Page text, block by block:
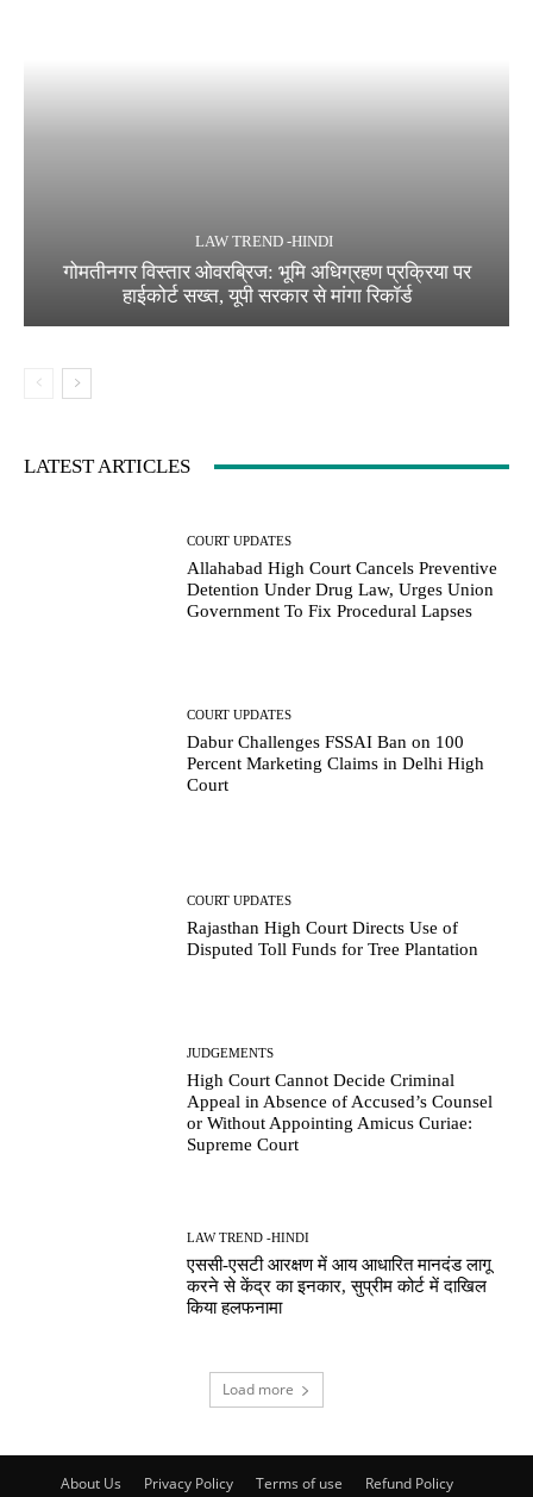
LAW TREND -HINDI
गोमतीनगर विस्तार ओवरब्रिज: भूमि अधिग्रहण प्रक्रिया पर
हाईकोर्ट सख्त, यूपी सरकार से मांगा रिकॉर्ड
LATEST ARTICLES
COURT UPDATES
Allahabad High Court Cancels Preventive
Detention Under Drug Law, Urges Union
Government To Fix Procedural Lapses
COURT UPDATES
Dabur Challenges FSSAI Ban on 100
Percent Marketing Claims in Delhi High
Court
COURT UPDATES
Rajasthan High Court Directs Use of
Disputed Toll Funds for Tree Plantation
JUDGEMENTS
High Court Cannot Decide Criminal
Appeal in Absence of Accused’s Counsel
or Without Appointing Amicus Curiae:
Supreme Court
LAW TREND -HINDI
एससी-एसटी आरक्षण में आय आधारित मानदंड लागू
करने से केंद्र का इनकार, सुप्रीम कोर्ट में दाखिल
किया हलफनामा
Load more
About Us Privacy Policy Terms of use Refund Policy